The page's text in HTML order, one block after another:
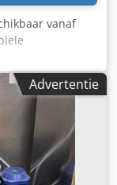
vanaf
Alfa
staal
Toegestane
L 7.500 x B
Technische
vanaf mei
toevoerpomp,
Advertentie